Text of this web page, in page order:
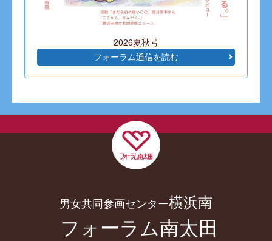
2026夏秋号
フォーラム通信を読む
男女共同参画センター横浜南
フォーラム南太田